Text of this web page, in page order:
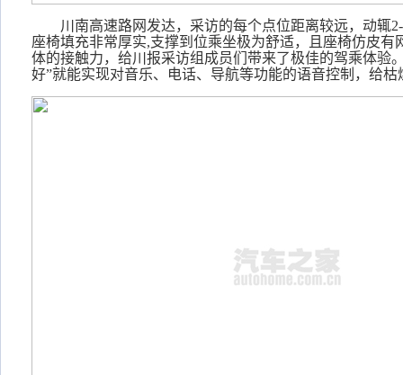
川南高速路网发达，采访的每个点位距离较远，动辄
座椅填充非常厚实,支撑到位乘坐极为舒适，且座椅仿皮有
体的接触力，给川报采访组成员们带来了极佳的驾乘体验
好”就能实现对音乐、电话、导航等功能的语音控制，给